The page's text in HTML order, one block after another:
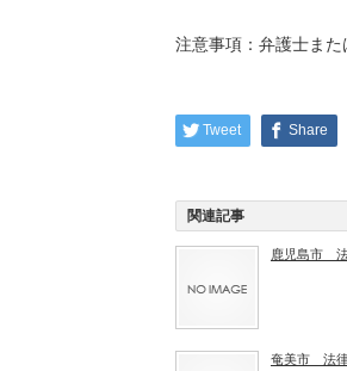
注意事項：弁護士また
Tweet Share
関連記事
鹿児島市
奄美市 法